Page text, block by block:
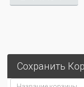
Сохранить